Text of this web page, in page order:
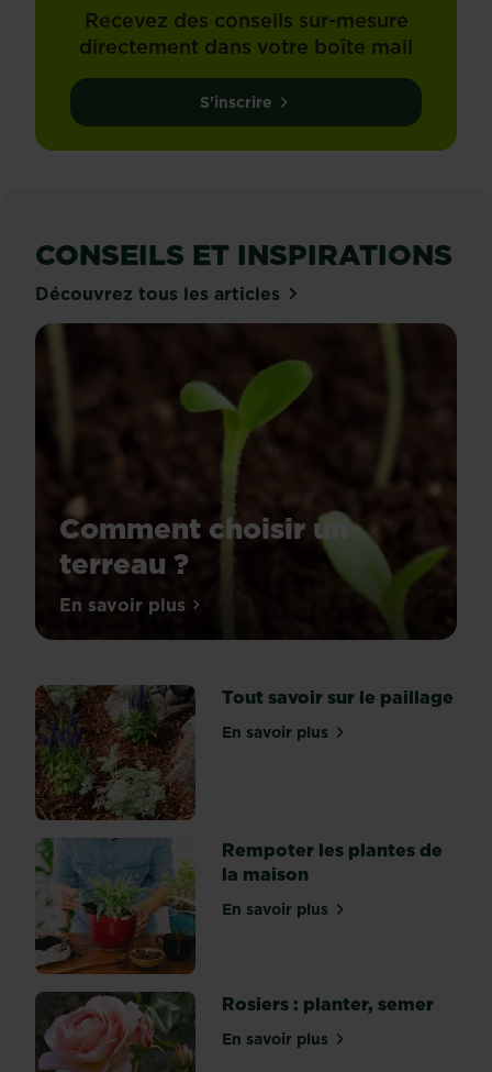
Recevez des conseils sur-mesure
directement dans votre boîte mail
S'inscrire
CONSEILS ET INSPIRATIONS
Découvrez tous les articles
Comment choisir un
terreau ?
Les
et
les
substrats,
il
y
en
a
pléthore.
Comment
s’y
retrouver
pour
être
sûr
d’apporter
En savoir plussur Comment choisir un terreau ?
Tout savoir sur le paillage
En savoir plussur Tout savoir sur le
Rempoter les plantes de
la maison
En savoir plussur Rempoter les plantes
Rosiers : planter, semer
En savoir plussur Rosiers : planter,